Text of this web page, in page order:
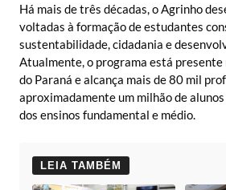
Há mais de três décadas, o Agrinho
voltadas à formação de estudantes
sustentabilidade, cidadania e
Atualmente, o programa está presente
do Paraná e alcança mais de 80 mil
aproximadamente um milhão de
dos ensinos fundamental e médio.
LEIA TAMBÉM